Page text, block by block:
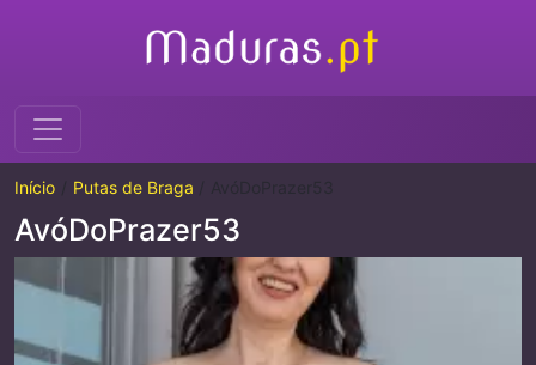
Início Putas de Braga
AvóDoPrazer53